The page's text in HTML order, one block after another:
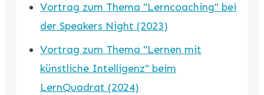
Vortrag zum Thema "Lerncoaching" bei
der Speakers Night (2023)
Vortrag zum Thema "Lernen mit
künstliche Intelligenz" beim
LernQuadrat (2024)